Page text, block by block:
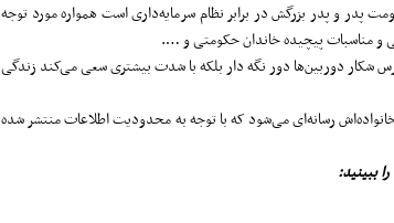
پدر و پدر بزرگش در برابر نظام سرمایه‌داری است همواره مورد توجه
و مناسبات پیچیده خاندان حکومتی و ….
شکار دوربین‌ها دور نگه دار بلکه با شدت بیشتری سعی می‌کند زندگی
رسانه‌ای می‌شود که با توجه به محدودیت اطلاعات منتشر شده
ببینید: